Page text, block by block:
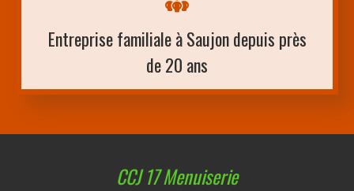
Entreprise familiale à Saujon depuis près
de 20 ans
CCJ 17 Menuiserie